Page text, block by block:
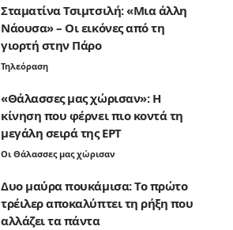
Σταματίνα Τσιμτσιλή: «Μια άλλη
Νάουσα» – Οι εικόνες από τη
γιορτή στην Πάρο
Τηλεόραση
«Θάλασσες μας χώρισαν»: Η
κίνηση που φέρνει πιο κοντά τη
μεγάλη σειρά της ΕΡΤ
Οι Θάλασσες μας χώρισαν
Δυο μαύρα πουκάμισα: Το πρώτο
τρέιλερ αποκαλύπτει τη ρήξη που
αλλάζει τα πάντα